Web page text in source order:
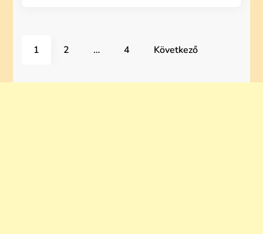
Bejegyzések
Page
1 Page
2 … Page
4 Következő